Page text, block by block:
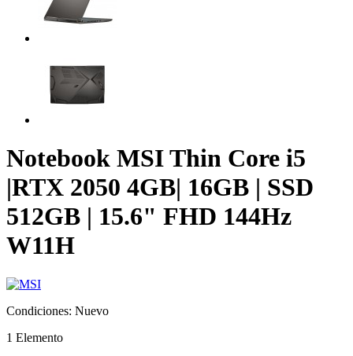
Notebook MSI Thin Core i5
|RTX 2050 4GB| 16GB | SSD
512GB | 15.6" FHD 144Hz
W11H
Condiciones: Nuevo
1 Elemento